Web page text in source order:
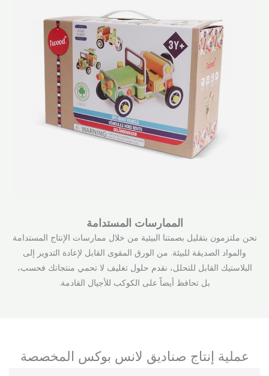
الممارسات المستدامة
نحن ملتزمون بتقليل بصمتنا البيئية من خلال ممارسات الإنتاج المستدامة
والمواد الصديقة للبيئة. من الورق المقوى القابل لإعادة التدوير إلى
البلاستيك القابل للتحلل، نقدم حلول تغليف لا تحمي منتجاتك فحسب،
بل تحافظ أيضاً على الكوكب للأجيال القادمة.
عملية إنتاج صناديق لانس بوكس المخصصة